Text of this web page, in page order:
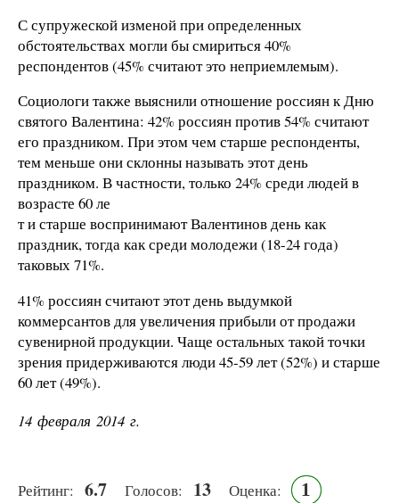
С супружеской изменой при определенных
обстоятельствах могли бы смириться 40%
респондентов (45% считают это неприемлемым).
Социологи также выяснили отношение россиян к Дню
святого Валентина: 42% россиян против 54% считают
его праздником. При этом чем старше респонденты,
тем меньше они склонны называть этот день
праздником. В частности, только 24% среди людей в
возрасте 60 ле
т и старше воспринимают Валентинов день как
праздник, тогда как среди молодежи (18-24 года)
таковых 71%.
41% россиян считают этот день выдумкой
коммерсантов для увеличения прибыли от продажи
сувенирной продукции. Чаще остальных такой точки
зрения придерживаются люди 45-59 лет (52%) и старше
60 лет (49%).
14 февраля 2014 г.
Рейтинг: 6.7 Голосов: 13 Оценка: 1